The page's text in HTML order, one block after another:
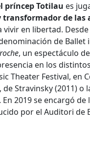
príncep Totilau es
transformador de las
en libertad.
de
, un espectáculo
en los
Theater Festival, en
, de Stravinsky (2011) o
2019 se encargó
por el Auditori de